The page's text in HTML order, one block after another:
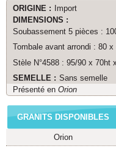
ORIGINE :
Import
DIMENSIONS :
Soubassement 5 pièces :
Tombale avant arrondi : 80
Stèle N°4588 : 95/90 x 70ht
SEMELLE : Sans semelle
Présenté en Orion
GRANITS DISPONIBLES
Orion